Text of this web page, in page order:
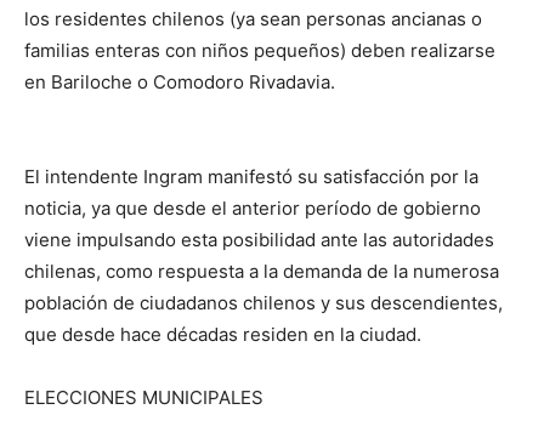
los residentes chilenos (ya sean personas ancianas o
familias enteras con niños pequeños) deben realizarse
en Bariloche o Comodoro Rivadavia.
El intendente Ingram manifestó su satisfacción por la
noticia, ya que desde el anterior período de gobierno
viene impulsando esta posibilidad ante las autoridades
chilenas, como respuesta a la demanda de la numerosa
población de ciudadanos chilenos y sus descendientes,
que desde hace décadas residen en la ciudad.
ELECCIONES MUNICIPALES